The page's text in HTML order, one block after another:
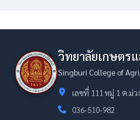
วิทยาลัยเกษตร
Singburi College of
เลขที่ 111 หมู่ 1 ต.ม่
036-510-982